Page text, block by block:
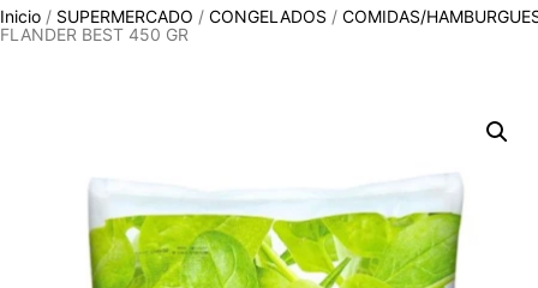
Inicio / SUPERMERCADO / CONGELADOS / COMIDAS/
FLANDER BEST 450 GR